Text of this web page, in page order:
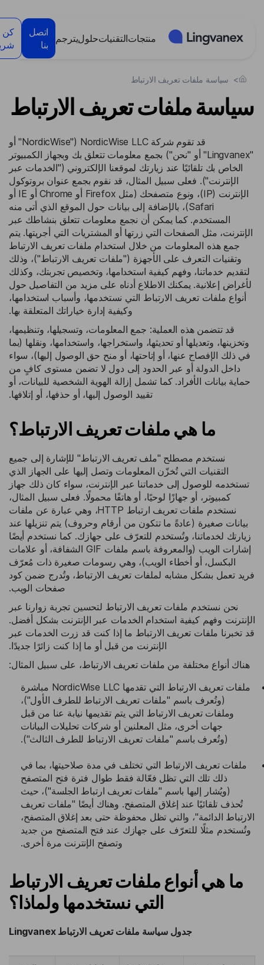
منتجاتالتقنياتحلوليترجم
اتصل
بنا
كن
> سياسة ملفات تعريف الارتباط
سياسة ملفات تعريف الارتباط
قد تقوم شركة NordicWise LLC ("NordicWise" أو
"Lingvanex" أو "نحن") بجمع معلومات تتعلق بك وبجهاز الكمبيوتر
الخاص بك تلقائيًا عند زيارتك لموقعنا الإلكتروني ("الخدمات عبر
الإنترنت"). فعلى سبيل المثال، قد نقوم بجمع عنوان بروتوكول
الإنترنت (IP)، ونوع متصفحك (مثل Firefox أو Chrome أو IE أو
Safari)، بالإضافة إلى بيانات حول الموقع الذي أتى منه
المستخدم. كما يمكن أن نجمع معلومات تتعلق بنشاطك عبر
الإنترنت، مثل الصفحات التي زرتها أو المشتريات التي أجريتها. يتم
جمع هذه المعلومات من خلال استخدام ملفات تعريف الارتباط
وتقنيات التعرف على الأجهزة ("ملفات تعريف الارتباط")، وذلك
لتقديم خدماتنا، وفهم كيفية استخدامها، وتخصيص تجربتك، وكذلك
لأغراض إعلانية. يمكنك الاطلاع أدناه على مزيد من التفاصيل حول
أنواع ملفات تعريف الارتباط التي نستخدمها، وأسباب استخدامها،
وكيفية إدارة خياراتك المتعلقة بها.
قد تتضمن هذه العملية: جمع المعلومات، وتسجيلها، وتنظيمها،
وتخزينها، وتعديلها أو تحديثها، واستخراجها، واستخدامها، ونقلها (بما
في ذلك الإفصاح عنها، أو إتاحتها، أو منح حق الوصول إليها)، سواء
داخل الدولة أو عبر الحدود إلى دول لا تضمن مستوى كافٍ من
حماية بيانات الأفراد. كما تشمل إزالة الهوية الشخصية للبيانات، أو
تقييد الوصول إليها، أو حذفها، أو إتلافها.
ما هي ملفات تعريف الارتباط؟
نستخدم مصطلح "ملف تعريف الارتباط" للإشارة إلى جميع
التقنيات التي تُخزّن المعلومات وتصل إليها على الجهاز الذي
تستخدمه للوصول إلى خدماتنا عبر الإنترنت، سواء كان ذلك جهاز
كمبيوتر، أو جهازًا لوحيًا، أو هاتفًا محمولًا. فعلى سبيل المثال،
نستخدم ملفات تعريف ارتباط HTTP، وهي عبارة عن ملفات
بيانات صغيرة (عادةً ما تتكون من أرقام وحروف) يتم تنزيلها عند
زيارتك لخدماتنا، وتُستخدم للتعرّف على جهازك. كما نستخدم أيضًا
إشارات الويب (والمعروفة باسم ملفات GIF الشفافة، أو علامات
البكسل، أو أخطاء الويب)، وهي رسومات صغيرة ذات مُعرّف
فريد تعمل بشكل مشابه لملفات تعريف الارتباط، وتُدرج ضمن كود
صفحات الويب.
نحن نستخدم ملفات تعريف الارتباط لتحسين تجربة زوارنا عبر
الإنترنت وفهم كيفية استخدام الخدمات عبر الإنترنت بشكل أفضل.
قد تخبرنا ملفات تعريف الارتباط ما إذا كنت قد زرت الخدمات عبر
الإنترنت من قبل أو ما إذا كنت زائرًا جديدًا.
هناك أنواع مختلفة من ملفات تعريف الارتباط، على سبيل المثال:
ملفات تعريف الارتباط التي تقدمها NordicWise LLC مباشرة
(وتُعرف باسم "ملفات تعريف الارتباط للطرف الأول")،
وملفات تعريف الارتباط التي يتم تقديمها نيابة عنا من قبل
جهات أخرى، مثل المعلنين أو شركات تحليلات البيانات
(وتُعرف باسم "ملفات تعريف الارتباط للطرف الثالث").
ملفات تعريف الارتباط التي تختلف في مدة صلاحيتها، بما في
ذلك تلك التي تظل فعّالة فقط طوال فترة فتح المتصفح
(ويُشار إليها باسم "ملفات تعريف ارتباط الجلسة")، حيث
تُحذف تلقائيًا عند إغلاق المتصفح. وهناك أيضًا "ملفات تعريف
الارتباط الدائمة"، والتي تظل محفوظة حتى بعد إغلاق المتصفح،
وتُستخدم مثلًا للتعرّف على جهازك عند فتح المتصفح من جديد
وتصفح الإنترنت مرة أخرى.
ما هي أنواع ملفات تعريف الارتباط
التي نستخدمها ولماذا؟
جدول سياسة ملفات تعريف الارتباط Lingvanex